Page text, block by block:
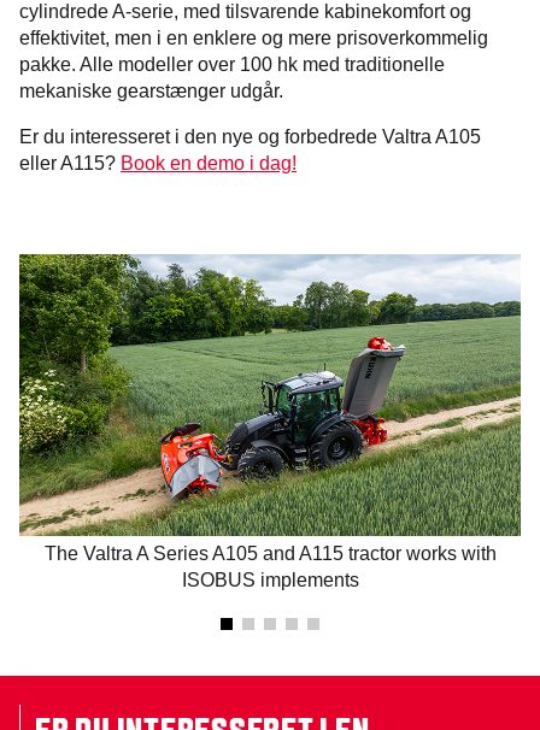
cylindrede A-serie, med tilsvarende kabinekomfort og
effektivitet, men i en enklere og mere prisoverkommelig
pakke. Alle modeller over 100 hk med traditionelle
mekaniske gearstænger udgår.
Er du interesseret i den nye og forbedrede Valtra A105
eller A115? Book en demo i dag!
The Valtra A Series A105 and A115 tractor works with
ISOBUS implements